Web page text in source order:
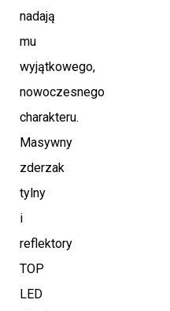
nadają
mu
wyjątkowego,
nowoczesnego
charakteru.
Masywny
zderzak
tylny
i
reflektory
TOP
LED